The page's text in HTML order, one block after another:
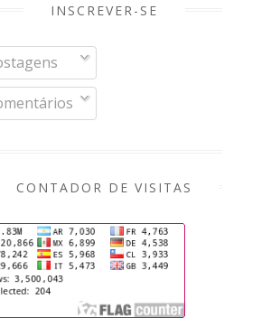
INSCREVER-SE
CONTADOR DE VISITAS